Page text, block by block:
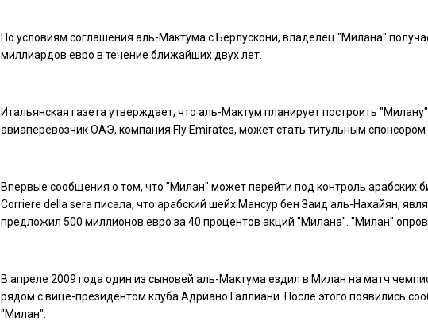
По условиям соглашения аль-Мактума с Берлускони, владелец "Милана"
миллиардов евро в течение ближайших двух лет.
Итальянская газета утверждает, что аль-Мактум планирует построить
авиаперевозчик ОАЭ, компания Fly Emirates, может стать титульным спонсором
Впервые сообщения о том, что "Милан" может перейти под контроль арабских
Corriere della sera писала, что арабский шейх Мансур бен Заид аль-Нахайян,
предложил 500 миллионов евро за 40 процентов акций "Милана". "Милан"
В апреле 2009 года один из сыновей аль-Мактума ездил в Милан на матч
рядом с вице-президентом клуба Адриано Галлиани. После этого появились
"Милан".